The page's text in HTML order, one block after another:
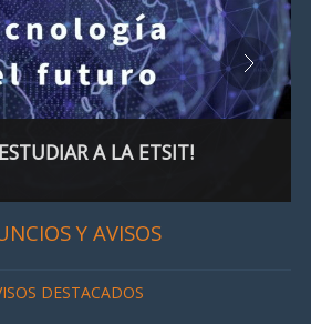
A LA ETSIT!
Y AVISOS
DESTACADOS